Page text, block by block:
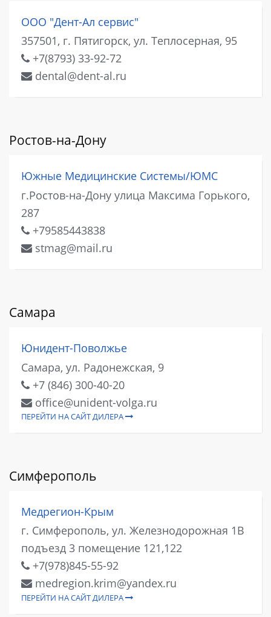
ООО "Дент-Ал сервис"
357501, г. Пятигорск, ул. Теплосерная, 95
+7(8793) 33-92-72
dental@dent-al.ru
Ростов-на-Дону
Южные Медицинские Системы/ЮМС
г.Ростов-на-Дону улица Максима Горького,
287
+79585443838
stmag@mail.ru
Самара
Юнидент-Поволжье
Самара, ул. Радонежская, 9
+7 (846) 300-40-20
office@unident-volga.ru
ПЕРЕЙТИ НА САЙТ ДИЛЕРА
Симферополь
Медрегион-Крым
г. Симферополь, ул. Железнодорожная 1В
подъезд 3 помещение 121,122
+7(978)845-55-92
medregion.krim@yandex.ru
ПЕРЕЙТИ НА САЙТ ДИЛЕРА